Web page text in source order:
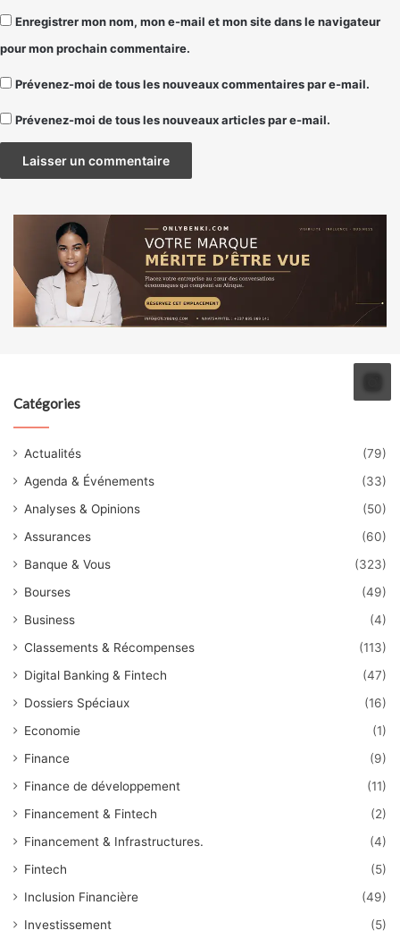
Enregistrer mon nom, mon e-mail et mon site dans le navigateur
pour mon prochain commentaire.
Prévenez-moi de tous les nouveaux commentaires par e-mail.
Prévenez-moi de tous les nouveaux articles par e-mail.
Catégories
Actualités
(79)
Agenda & Événements
(33)
Analyses & Opinions
(50)
Assurances
(60)
Banque & Vous
(323)
Bourses
(49)
Business
(4)
Classements & Récompenses
(113)
Digital Banking & Fintech
(47)
Dossiers Spéciaux
(16)
Economie
(1)
Finance
(9)
Finance de développement
(11)
Financement & Fintech
(2)
Financement & Infrastructures.
(4)
Fintech
(5)
Inclusion Financière
(49)
Investissement
(5)